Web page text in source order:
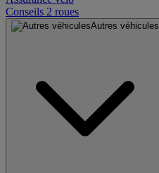
Conseils 2 roues
Autres véhicules